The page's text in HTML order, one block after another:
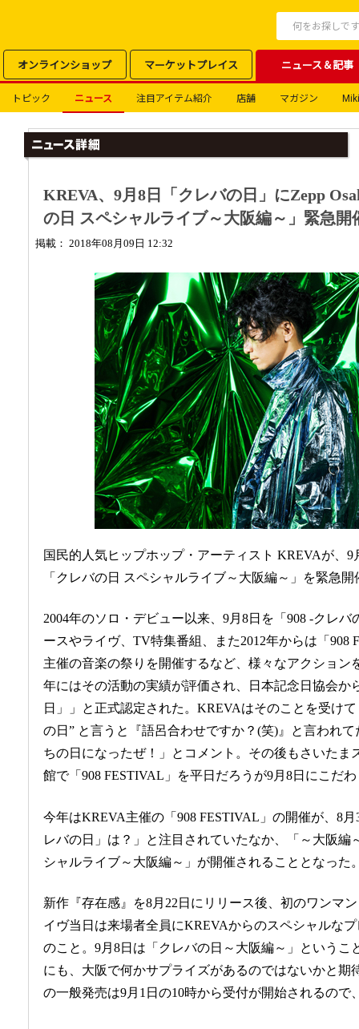
オンラインショップ マーケットプレイス ニュース＆記事
トピック ニュース 注目アイテム紹介 店舗 マガジン
KREVA、9月8日「クレバの日」にZepp
の日 スペシャルライブ～大阪編～」緊急開
掲載： 2018年08月09日 12:32
国民的人気ヒップホップ・アーティスト KREVAが、9
「クレバの日 スペシャルライブ～大阪編～」を緊急
2004年のソロ・デビュー以来、9月8日を「908 -クレ
ースやライヴ、TV特集番組、また2012年からは「908
主催の音楽の祭りを開催するなど、様々なアクション
年にはその活動の実績が評価され、日本記念日協会か
日」」と正式認定された。KREVAはそのことを受け
の日” と言うと『語呂合わせですか？(笑)』と言われ
ちの日になったぜ！」とコメント。その後もさいたま
館で「908 FESTIVAL」を平日だろうが9月8日にこだ
今年はKREVA主催の「908 FESTIVAL」の開催が、8
レバの日」は？」と注目されていたなか、「～大阪編
シャルライブ～大阪編～」が開催されることとなった
新作『存在感』を8月22日にリリース後、初のワンマ
イヴ当日は来場者全員にKREVAからのスペシャルな
のこと。9月8日は「クレバの日～大阪編～」というこ
にも、大阪で何かサプライズがあるのではないかと期
の一般発売は9月1日の10時から受付が開始されるので